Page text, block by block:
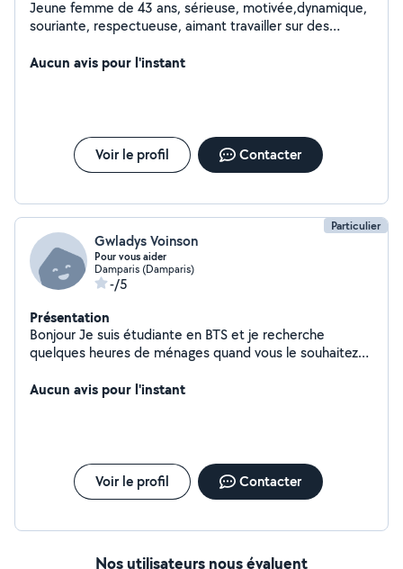
Jeune femme de 43 ans, sérieuse, motivée,dynamique,
souriante, respectueuse, aimant travailler sur des
d'activité de l'aide à la personne. Paiement espèces où
Aucun avis pour l'instant
Voir le profil Contacter
Particulier
Gwladys Voinson
Pour vous aider
Damparis (Damparis)
-/5
Présentation
Bonjour Je suis étudiante en BTS et je recherche
quelques heures de ménages quand vous le souhaitez
maison avec un terrain clôturé de 170m² j'ai un chien non
Aucun avis pour l'instant
Voir le profil Contacter
Nos utilisateurs nous évaluent